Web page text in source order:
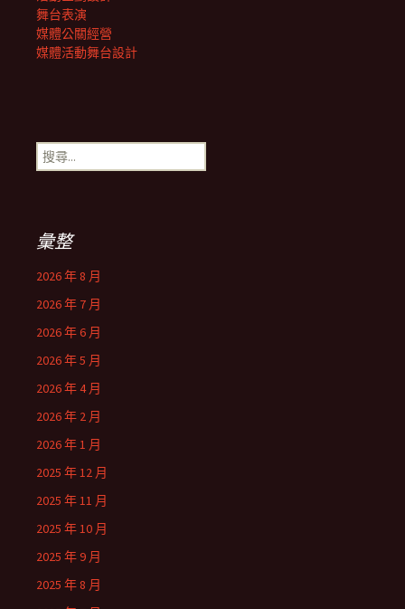
舞台表演
媒體公關經營
媒體活動舞台設計
搜
尋
彙整
2026 年 8 月
2026 年 7 月
2026 年 6 月
2026 年 5 月
2026 年 4 月
2026 年 2 月
2026 年 1 月
2025 年 12 月
2025 年 11 月
2025 年 10 月
2025 年 9 月
2025 年 8 月